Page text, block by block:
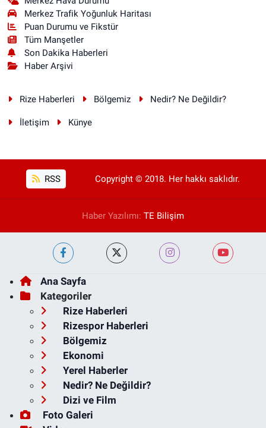
Merkez Trafik Yoğunluk Haritası
Puan Durumu ve Fikstür
Tüm Manşetler
Son Dakika Haberleri
Haber Arşivi
Rize Haberleri Bölgemiz Nedir? Ne Değildir?
İletişim Künye
RSS Copyright © 2018. Her hakkı saklıdır.
Haber Yazılımı: TE Bilişim
Ana Sayfa
Kategoriler
Rize Haberleri
Rizespor Haberleri
Bölgemiz
Ekonomi
Yerel Haberler
Nedir? Ne Değildir?
Dizi ve Film
Foto Galeri